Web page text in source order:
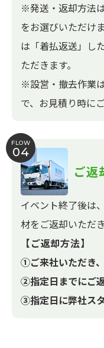
※発送・返却方法
をお選びいただけ
は「着払返送」し
ただきます。
※設営・撤去作業
で、お見積り時に
FLOW
04
ご返
イベント終了後は
材をご返却いただき
【ご返却方法】
①ご来社いただき
②指定日までにご
③指定日に弊社ス